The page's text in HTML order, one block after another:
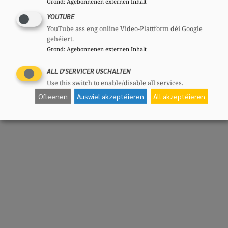
YOUTUBE
YouTube ass eng online Video-Plattform déi Google
gehéiert.
Grond: Agebonnenen externen Inhalt
ALL D'SERVICER USCHALTEN
Use this switch to enable/disable all services.
Ofleenen Auswiel akzeptéieren All akzeptéieren